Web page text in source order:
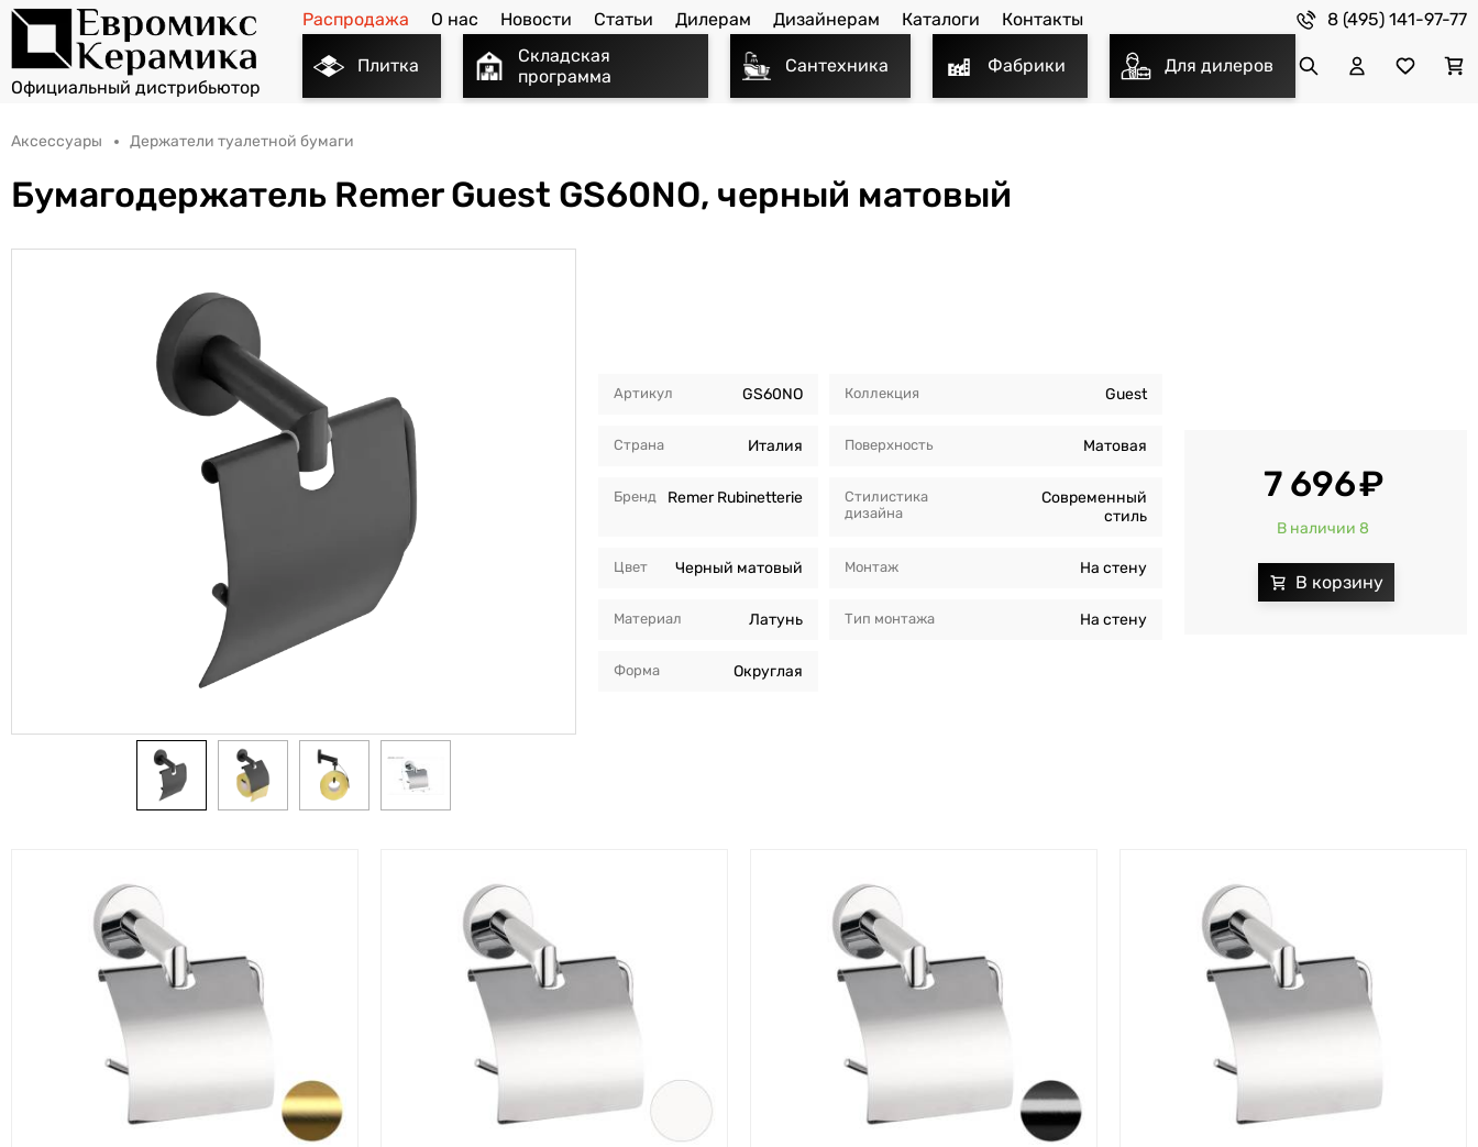
Распродажа О нас Новости Статьи Дилерам Дизайнерам Каталоги Контакты 8 (495) 141-97-77
Плитка
Складская
программа
Сантехника Фабрики Для дилеров
Аксессуары Держатели туалетной бумаги
Бумагодержатель Remer Guest GS60NO, черный матовый
Артикул GS60NO
Страна Италия
Бренд Remer Rubinetterie
Цвет Черный матовый
Материал Латунь
Форма Округлая
Коллекция Guest
Поверхность Матовая
Стилистика
дизайна
Современный
стиль
Монтаж На стену
Тип монтажа На стену
7 696
В наличии 8